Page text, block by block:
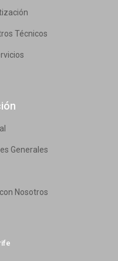
Técnicos
Generales
Nosotros